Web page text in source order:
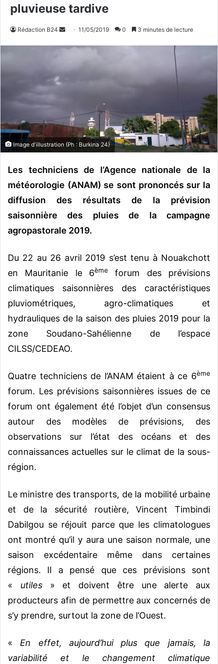
pluvieuse tardive
Rédaction B24
c
o
r
e
11/05/2019 0 3 minutes de lecture
Image d'illustration (Ph : Burkina 24)
Les techniciens de l’Agence nationale de la
météorologie (ANAM) se sont prononcés sur la
diffusion des résultats de la prévision
saisonnière des pluies de la campagne
agropastorale 2019.
Du 22 au 26 avril 2019 s’est tenu à Nouakchott
en Mauritanie le 6ème
forum des prévisions
climatiques saisonnières des caractéristiques
pluviométriques, agro-climatiques et
hydrauliques de la saison des pluies 2019 pour la
zone Soudano-Sahélienne de l’espace
CILSS/CEDEAO.
Quatre techniciens de l’ANAM étaient à ce 6ème
forum. Les prévisions saisonnières issues de ce
forum ont également été l’objet d’un consensus
autour des modèles de prévisions, des
observations sur l’état des océans et des
connaissances actuelles sur le climat de la sous-
région.
Le ministre des transports, de la mobilité urbaine
et de la sécurité routière, Vincent Timbindi
Dabilgou se réjouit parce que les climatologues
ont montré qu’il y aura une saison normale, une
saison excédentaire même dans certaines
régions. Il a pensé que ces prévisions sont
« utiles » et doivent être une alerte aux
producteurs afin de permettre aux concernés de
s’y prendre, surtout la zone de l’Ouest.
« En effet, aujourd’hui plus que jamais, la
variabilité et le changement climatique